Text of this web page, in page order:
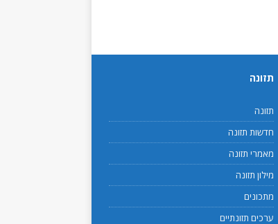
תזונה
תזונה
חדשות תזונה
מאמרי תזונה
מילון תזונה
מתכונים
ערכים תזונתיים